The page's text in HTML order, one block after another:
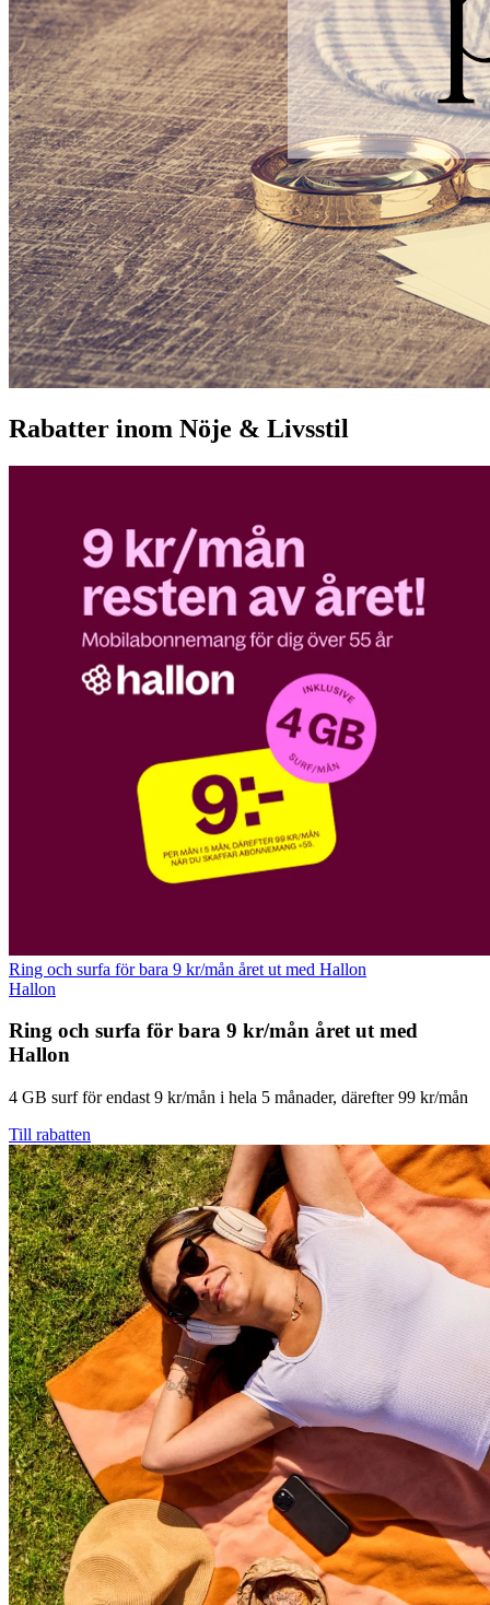
Rabatter inom Nöje & Livsstil
Ring och surfa för bara 9 kr/mån året ut med Hallon
Hallon
Ring och surfa för bara 9 kr/mån året ut med
Hallon
4 GB surf för endast 9 kr/mån i hela 5 månader, därefter 99 kr/mån
Till rabatten